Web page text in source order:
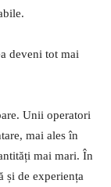
deveni tot mai
Unii operatori
mai ales în
mai mari. În
și de experiența